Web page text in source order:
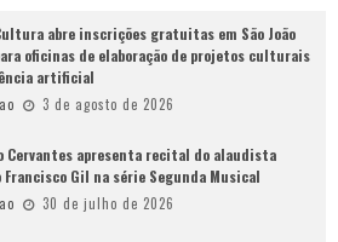
abre inscrições gratuitas em São João
oficinas de elaboração de projetos culturais
artificial
3 de agosto de 2026
apresenta recital do alaudista
Francisco Gil na série Segunda Musical
30 de julho de 2026